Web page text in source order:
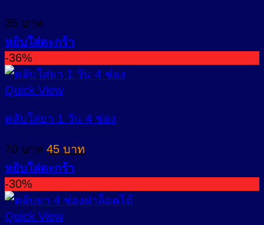
35 บาท
หยิบใส่ตะกร้า
-36%
Quick View
ตลับใส่ยา 1 วัน 4 ช่อง
70บาท Original
price
was:
70 บาท.
45 บาท
45 บาท.
หยิบใส่ตะกร้า
-30%
Quick View